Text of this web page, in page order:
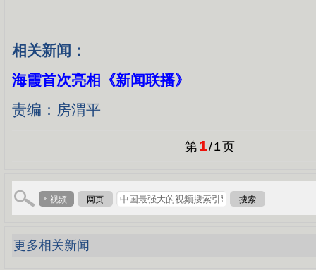
相关新闻：
海霞首次亮相《新闻联播》
责编：房渭平
第1/1页
视频 网页 搜索
更多相关新闻